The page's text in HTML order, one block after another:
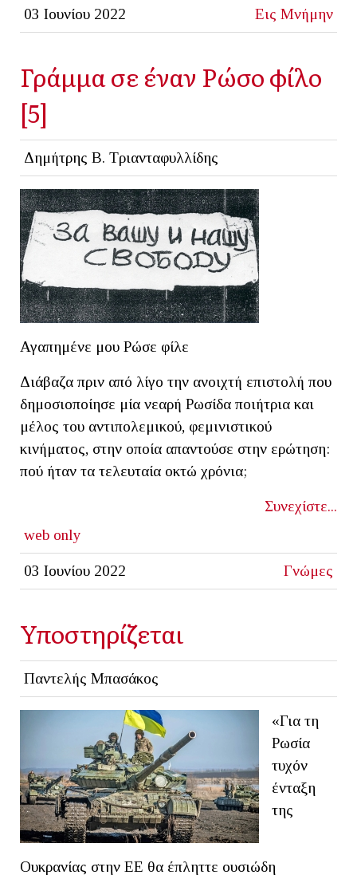
03 Ιουνίου 2022 Εις Μνήμην
Γράμμα σε έναν Ρώσο φίλο
[5]
Δημήτρης Β. Τριανταφυλλίδης
Αγαπημένε μου Ρώσε φίλε
Διάβαζα πριν από λίγο την ανοιχτή επιστολή που
δημοσιοποίησε μία νεαρή Ρωσίδα ποιήτρια και
μέλος του αντιπολεμικού, φεμινιστικού
κινήματος, στην οποία απαντούσε στην ερώτηση:
πού ήταν τα τελευταία οκτώ χρόνια;
Συνεχίστε...
web only
03 Ιουνίου 2022 Γνώμες
Υποστηρίζεται
Παντελής Μπασάκος
«Για τη
Ρωσία
τυχόν
ένταξη
της
Ουκρανίας στην ΕΕ θα έπληττε ουσιώδη